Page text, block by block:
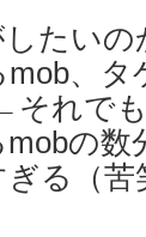
たい
mob、
れで
の数
る（苦